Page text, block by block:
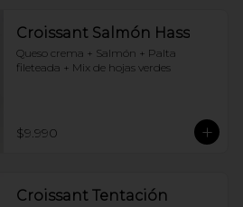
Croissant Salmón Hass
Queso crema + Salmón + Palta
fileteada + Mix de hojas verdes
$9.990
Croissant Tentación